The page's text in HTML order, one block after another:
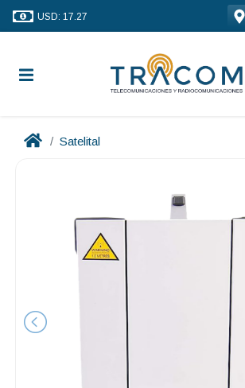
USD: 17.27
Satelital